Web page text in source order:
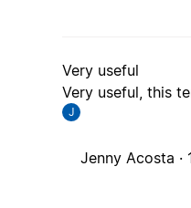
Very useful
Very useful, this
J
Jenny Acosta ·